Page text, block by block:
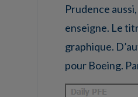
Prudence
enseigne. Le
graphique.
pour Boeing.